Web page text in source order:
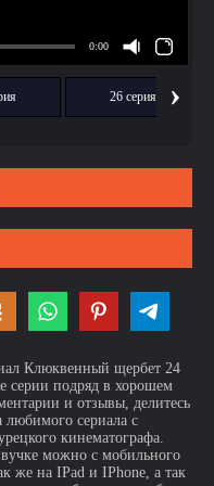
26 серия ›
Клюквенный щербет 24
серии подряд в хорошем
и отзывы, делитесь
любимого сериала с
кинематографа.
можно с мобильного
же на IPad и IPhone, а так